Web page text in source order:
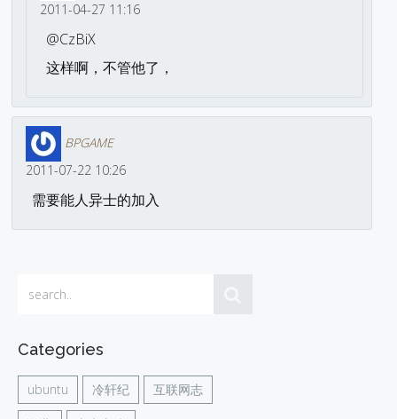
2011-04-27 11:16
@CzBiX
这样啊，不管他了，
BPGAME
2011-07-22 10:26
需要能人异士的加入
Categories
ubuntu 冷轩纪 互联网志